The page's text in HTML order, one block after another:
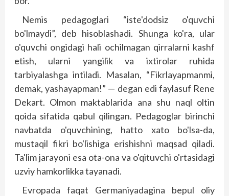
Nemis pedagoglari “iste'dodsiz o'quvchi
bo'lmaydi”, deb hisoblashadi. Shunga ko'ra, ular
o'quvchi ongidagi hali ochilmagan qirralarni kashf
etish, ularni yangilik va ixtirolar ruhida
tarbiyalashga intiladi. Masalan, “Fikrlayapmanmi,
demak, yashayapman!” — degan edi faylasuf Rene
Dekart. Olmon maktablarida ana shu naql oltin
qoida sifatida qabul qilingan. Pedagoglar birinchi
navbatda o'quvchining, hatto xato bo'lsa-da,
mustaqil fikri bo'lishiga erishishni maqsad qiladi.
Ta'lim jarayoni esa ota-ona va o'qituvchi o'rtasidagi
uzviy hamkorlikka tayanadi.
Evropada faqat Germaniyadagina bepul oliy